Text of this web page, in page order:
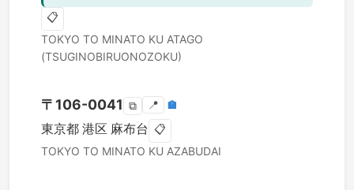
📋
TOKYO TO MINATO KU ATAGO
(TSUGINOBIRUONOZOKU)
〒 106-0041 ⧉ 📍 🏣
東京都 港区 麻布台 📋
TOKYO TO MINATO KU AZABUDAI